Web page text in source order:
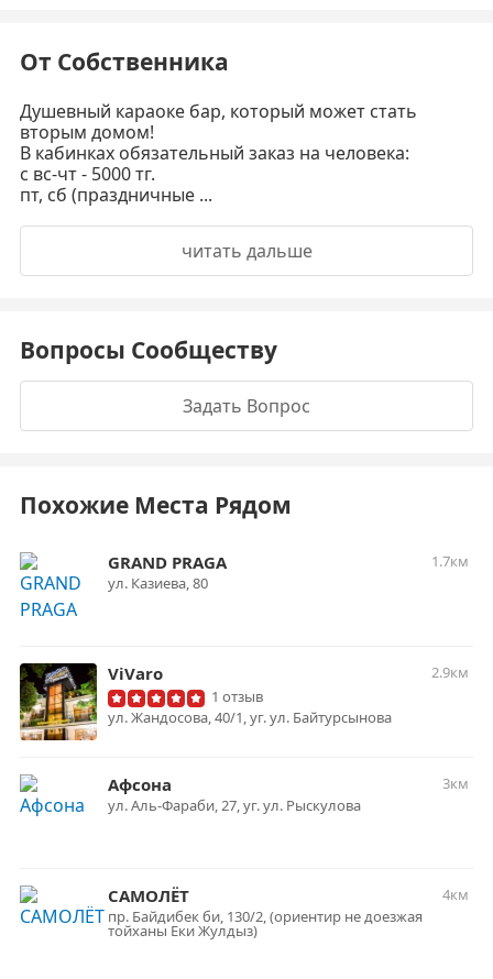
От Собственника
Душевный караоке бар, который может стать
вторым домом!
В кабинках обязательный заказ на человека:
с вс-чт - 5000 тг.
пт, сб (праздничные ...
читать дальше
Вопросы Сообществу
Задать Вопрос
Похожие Места Рядом
GRAND PRAGA
1.7км
ул. Казиева, 80
ViVaro
2.9км
1 отзыв
ул. Жандосова, 40/1, уг. ул. Байтурсынова
Афсона
3км
ул. Аль-Фараби, 27, уг. ул. Рыскулова
САМОЛЁТ
4км
пр. Байдибек би, 130/2, (ориентир не доезжая
тойханы Еки Жулдыз)